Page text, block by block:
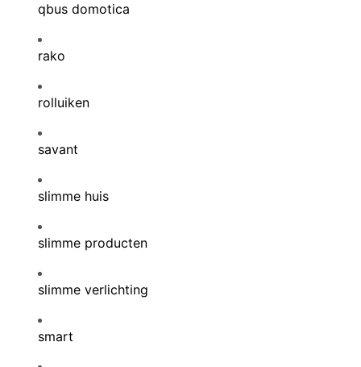
qbus domotica
rako
rolluiken
savant
slimme huis
slimme producten
slimme verlichting
smart